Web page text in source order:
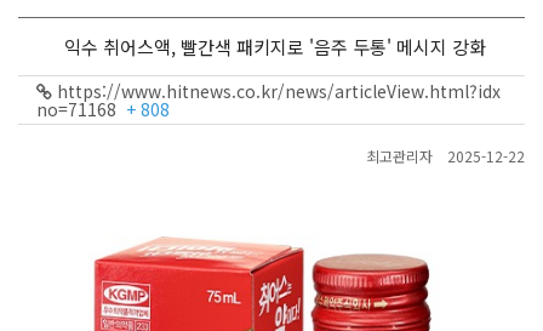
익수 취어스액, 빨간색 패키지로 '음주 두통' 메시지 강화
https://www.hitnews.co.kr/news/articleView.html?idx
no=71168 + 808
최고관리자 2025-12-22